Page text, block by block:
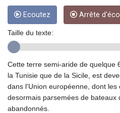
Ecoutez Arrête
Taille du texte:
Cette terre semi-aride de quelque
la Tunisie que de la Sicile, est
dans l'Union européenne, dont les
desormais parsemées de bateaux
abandonnés.